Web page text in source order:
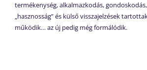
termékenység, alkalmazkodás,
„hasznosság” és külső visszajelzések
működik… az új pedig még formálódik.